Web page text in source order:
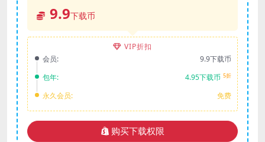
9.9下载币
VIP折扣
会员:
9.9下载币
包年:
4.95下载币 5折
永久会员: 免费
购买下载权限